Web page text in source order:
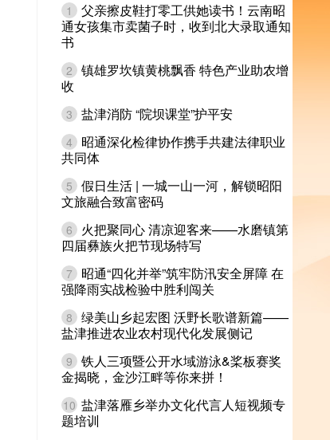
1
父亲擦皮鞋打零工供她读书！云南昭
通女孩集市卖菌子时，收到北大录取通知
书
2 镇雄罗坎镇黄桃飘香 特色产业助农增
收
3 盐津消防 “院坝课堂”护平安
4
昭通深化检律协作携手共建法律职业
共同体
5 假日生活 | 一城一山一河，解锁昭阳
文旅融合致富密码
6
火把聚同心 清凉迎客来——水磨镇第
四届彝族火把节现场特写
7
昭通“四化并举”筑牢防汛安全屏障 在
强降雨实战检验中胜利闯关
8 绿美山乡起宏图 沃野长歌谱新篇——
盐津推进农业农村现代化发展侧记
9 铁人三项暨公开水域游泳&桨板赛奖
金揭晓，金沙江畔等你来拼！
10 盐津落雁乡举办文化代言人短视频专
题培训